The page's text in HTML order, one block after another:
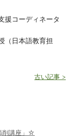
援コーディネータ
日本語教育担
古い記事 >
削講座」☆